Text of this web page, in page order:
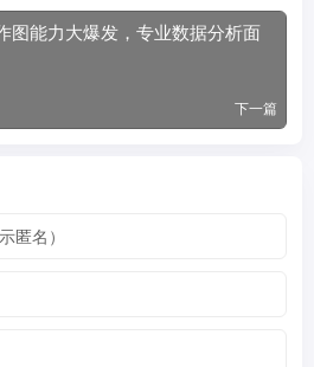
图能力大爆发，专业数据分析面
下一篇